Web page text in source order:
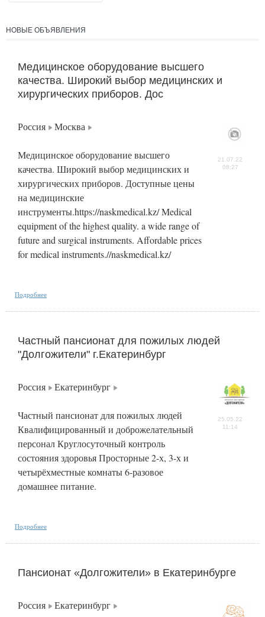
НОВЫЕ ОБЪЯВЛЕНИЯ
Медицинское оборудование высшего
качества. Широкий выбор медицинских и
хирургических приборов. Дос
Россия Москва
Медицинское оборудование высшего
качества. Широкий выбор медицинских и
хирургических приборов. Доступные цены
на медицинские
инструменты.https://naskmedical.kz/ Medical
equipment of the highest quality. a wide range of
future and surgical instruments. Affordable prices
for medical instruments.//naskmedical.kz/
21.07.22
08:27
Подробнее
Частный пансионат для пожилых людей
"Долгожители" г.Екатеринбург
Россия Екатеринбург
Частный пансионат для пожилых людей
Квалифицированный и доброжелательный
персонал Круглосуточный контроль
состояния здоровья Просторные 2-х, 3-х и
четырёхместные комнаты 6-разовое
домашнее питание.
25.05.22
11:14
Подробнее
Пансионат «Долгожители» в Екатеринбурге
Россия Екатеринбург